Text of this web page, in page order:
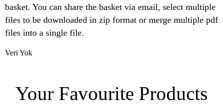
basket. You can share the basket via email, select multiple
files to be downloaded in zip format or merge multiple pdf
files into a single file.
Veri Yok
Your Favourite Products